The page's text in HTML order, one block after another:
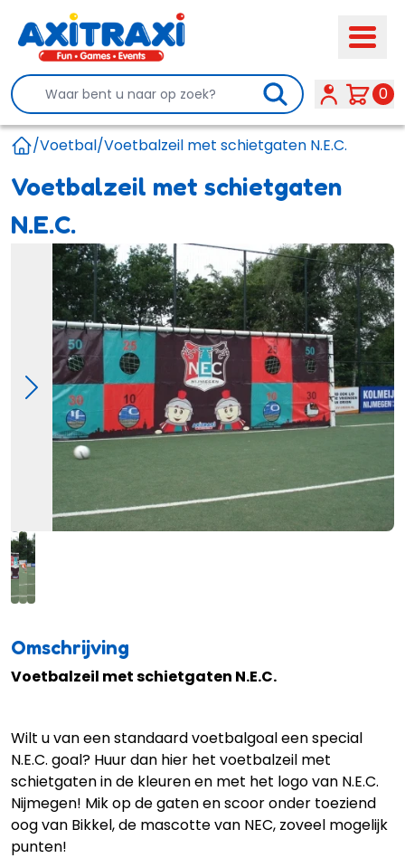
Search 0
/Voetbal/Voetbalzeil met schietgaten N.E.C.
Voetbalzeil met schietgaten
N.E.C.
Omschrijving
Voetbalzeil met schietgaten N.E.C.
Wilt u van een standaard voetbalgoal een special
N.E.C. goal? Huur dan hier het voetbalzeil met
schietgaten in de kleuren en met het logo van N.E.C.
Nijmegen! Mik op de gaten en scoor onder toeziend
oog van Bikkel, de mascotte van NEC, zoveel mogelijk
punten!